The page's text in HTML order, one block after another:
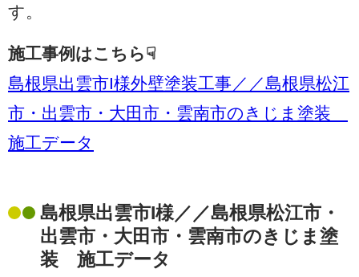
す。
施工事例はこちら☟
島根県出雲市I様外壁塗装工事／／島根県松江
市・出雲市・大田市・雲南市のきじま塗装
施工データ
島根県出雲市I様／／島根県松江市・
出雲市・大田市・雲南市のきじま塗
装 施工データ